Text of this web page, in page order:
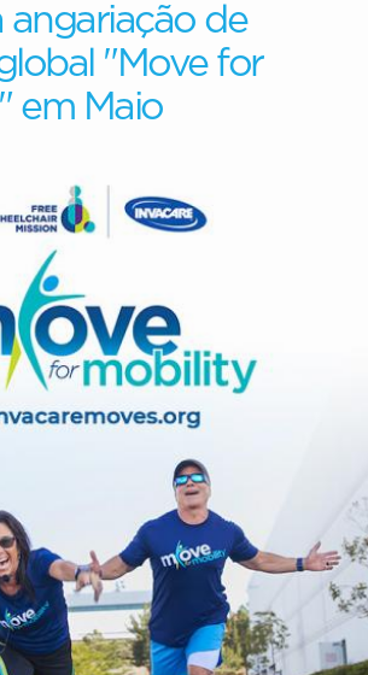
angariação de
"Move for
em Maio